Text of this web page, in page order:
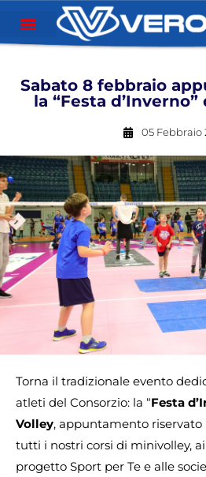
Sabato 8 febbraio
la “Festa
05 Febbraio
Torna il tradizionale evento
atleti del Consorzio: la “Festa
Volley, appuntamento
tutti i nostri corsi di minivolley,
progetto Sport per Te e alle